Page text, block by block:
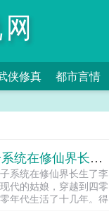
侠修真 都市言情
我靠生子系统在修仙界长生了
系统在修仙界长生了李
代的姑娘，穿越到四零
年代生活了十几年。得